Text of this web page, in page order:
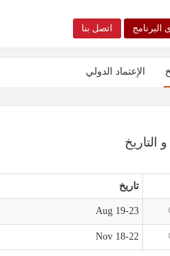
البرنامج اتصل بنا
الإعتماد الدولي
التاريخ
تاريخ
19-23 Aug
18-22 Nov